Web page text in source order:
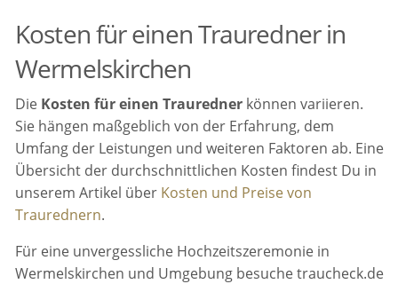
Kosten für einen Trauredner in
Wermelskirchen
Die Kosten für einen Trauredner können variieren.
Sie hängen maßgeblich von der Erfahrung, dem
Umfang der Leistungen und weiteren Faktoren ab. Eine
Übersicht der durchschnittlichen Kosten findest Du in
unserem Artikel über Kosten und Preise von
Traurednern.
Für eine unvergessliche Hochzeitszeremonie in
Wermelskirchen und Umgebung besuche traucheck.de